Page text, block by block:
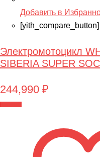
Добавить в
[yith_compare_button]
Электромотоцикл
SIBERIA SUPER
244,990 ₽